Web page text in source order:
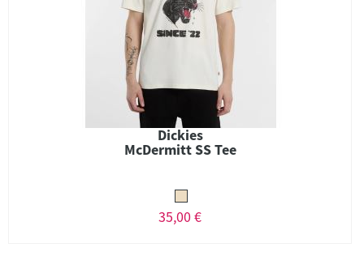
Dickies
McDermitt SS Tee
35,00 €